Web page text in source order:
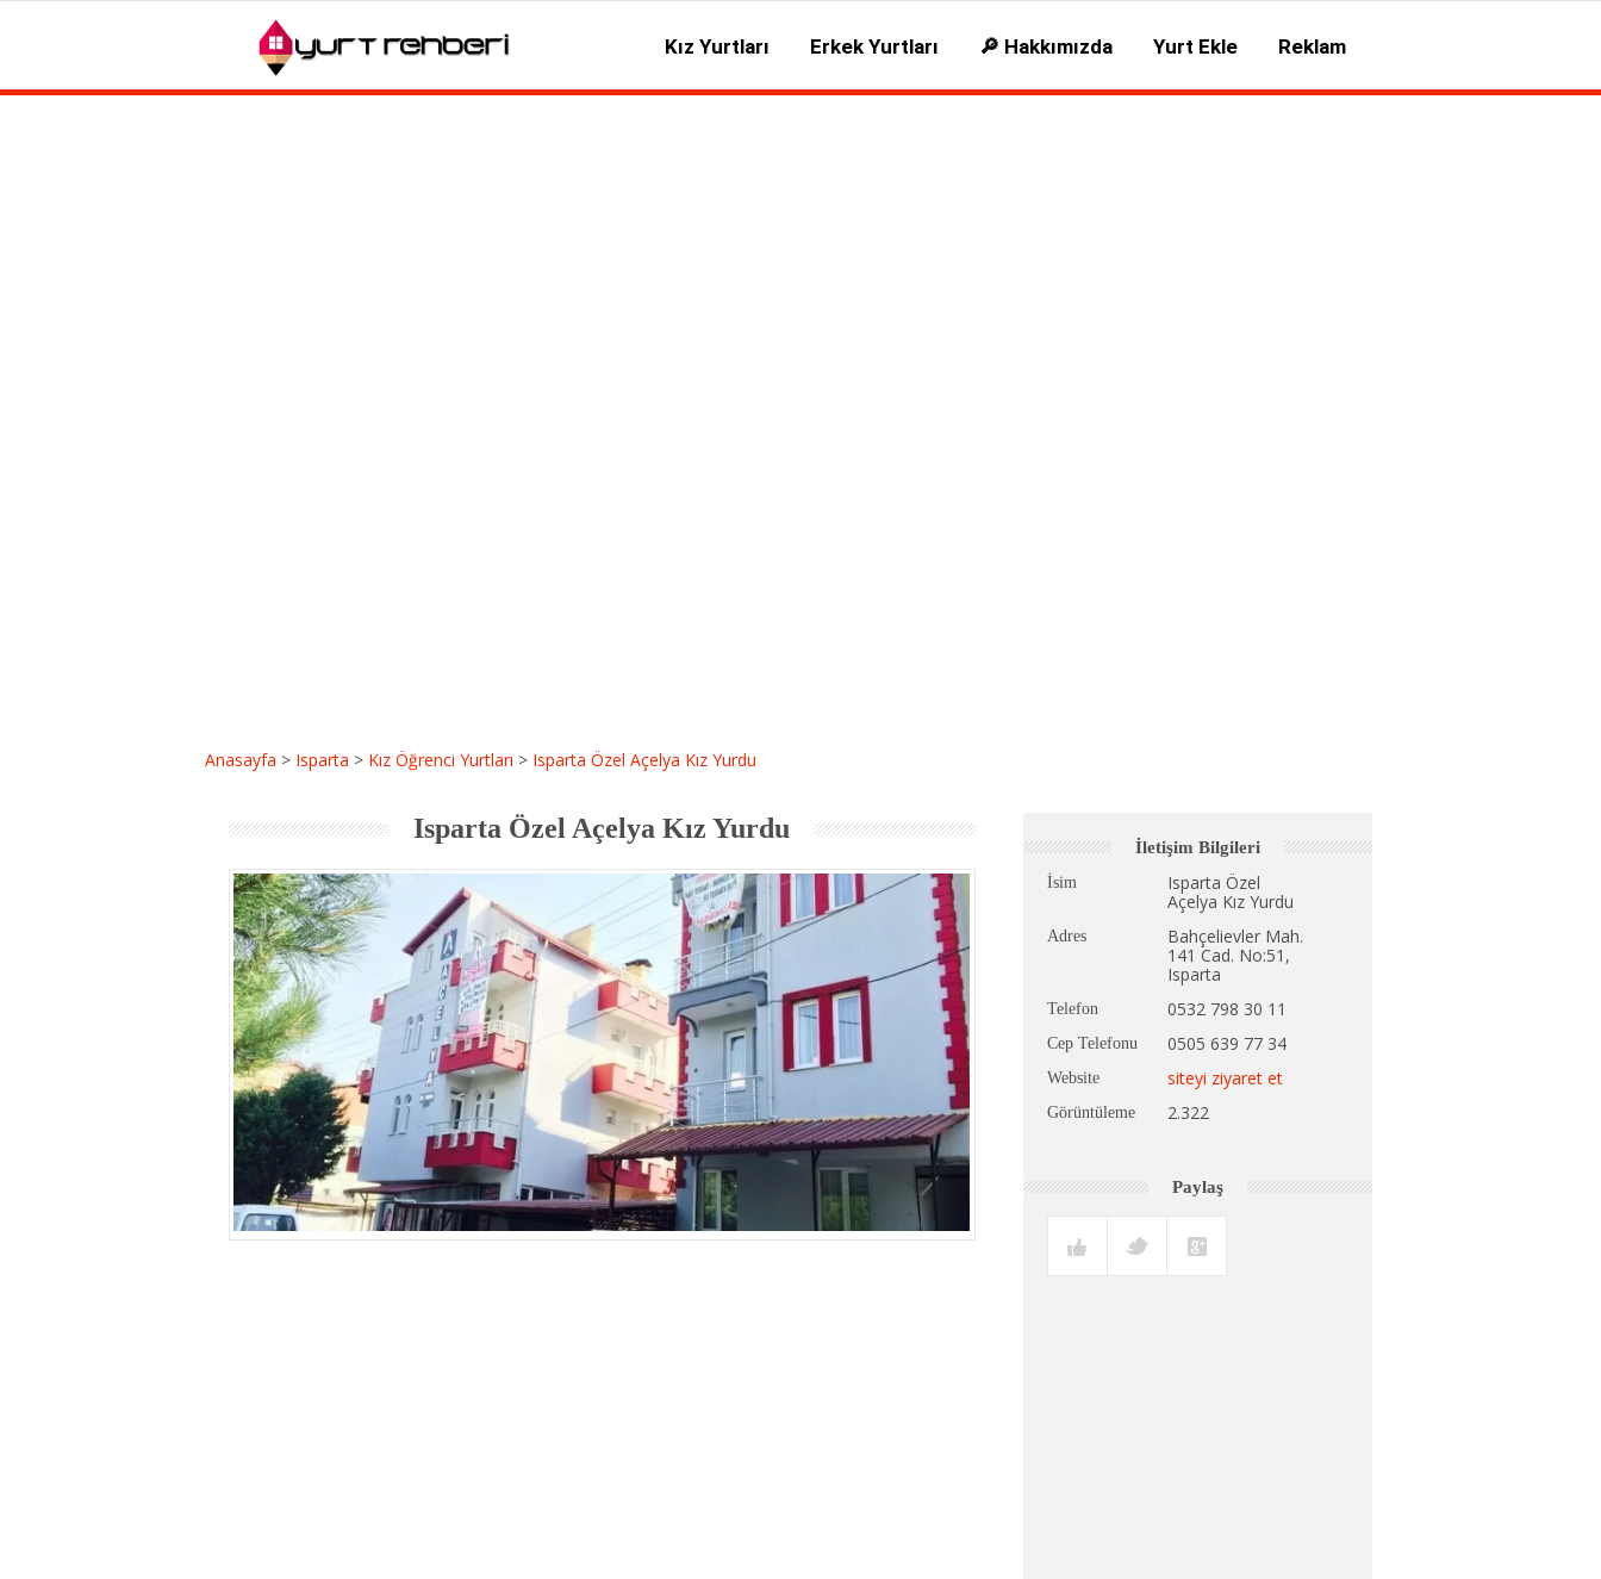
Kız Yurtları Erkek Yurtları 🔎 Hakkımızda Yurt Ekle Reklam
Anasayfa > Isparta > Kız Öğrenci Yurtları > Isparta Özel Açelya Kız Yurdu
Isparta Özel Açelya Kız Yurdu
İletişim Bilgileri
İsim
Isparta Özel
Açelya Kız Yurdu
Adres
Bahçelievler Mah.
141 Cad. No:51,
Isparta
Telefon 0532 798 30 11
Cep Telefonu 0505 639 77 34
Website siteyi ziyaret et
Görüntüleme 2.322
Paylaş